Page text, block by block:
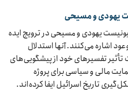
یهودی و مسیحی
یهودی و مسیحی در ترویج ایده
اشاره می‌کنند. آنها استدلال
تأثیر تفسیرهای خود از پیشگویی‌های
مالی و سیاسی برای پروژه
تاریخ اسرائیل ایفا کرده‌اند.